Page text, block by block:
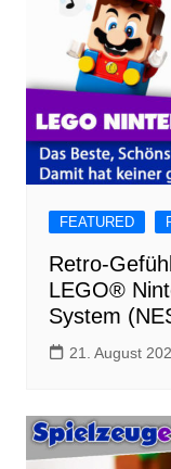
FEATURED
Retro-
LEGO®
System
21. August